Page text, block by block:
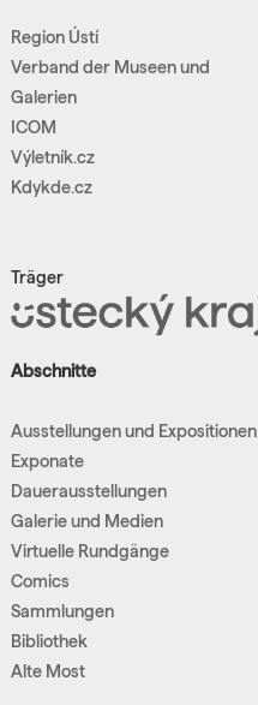
Region Ústí
Verband der Museen und
Galerien
ICOM
Výletník.cz
Kdykde.cz
Träger
Abschnitte
Ausstellungen und Expositionen
Exponate
Dauerausstellungen
Galerie und Medien
Virtuelle Rundgänge
Comics
Sammlungen
Bibliothek
Alte Most